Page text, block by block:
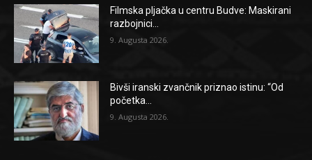
Filmska pljačka u centru Budve: Maskirani
razbojnici...
9. Augusta 2026.
Bivši iranski zvančnik priznao istinu: “Od
početka...
9. Augusta 2026.